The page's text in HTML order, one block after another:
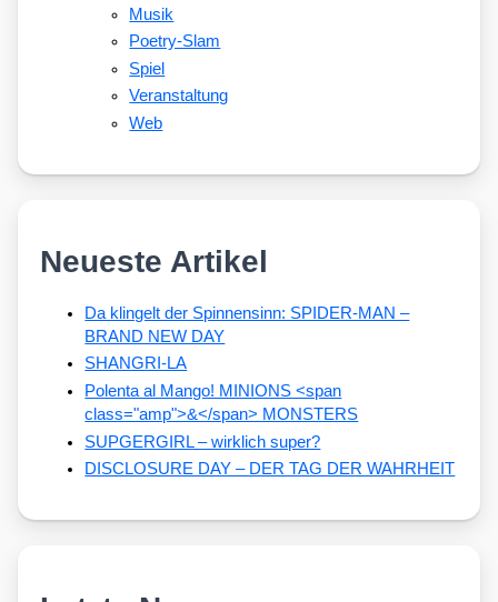
Musik
Poetry-Slam
Spiel
Veranstaltung
Web
Neueste Artikel
Da klingelt der Spinnensinn: SPIDER-MAN –
BRAND NEW DAY
SHANGRI-LA
Polenta al Mango! MINIONS <span
class="amp">&</span> MONSTERS
SUPGERGIRL – wirklich super?
DISCLOSURE DAY – DER TAG DER WAHRHEIT